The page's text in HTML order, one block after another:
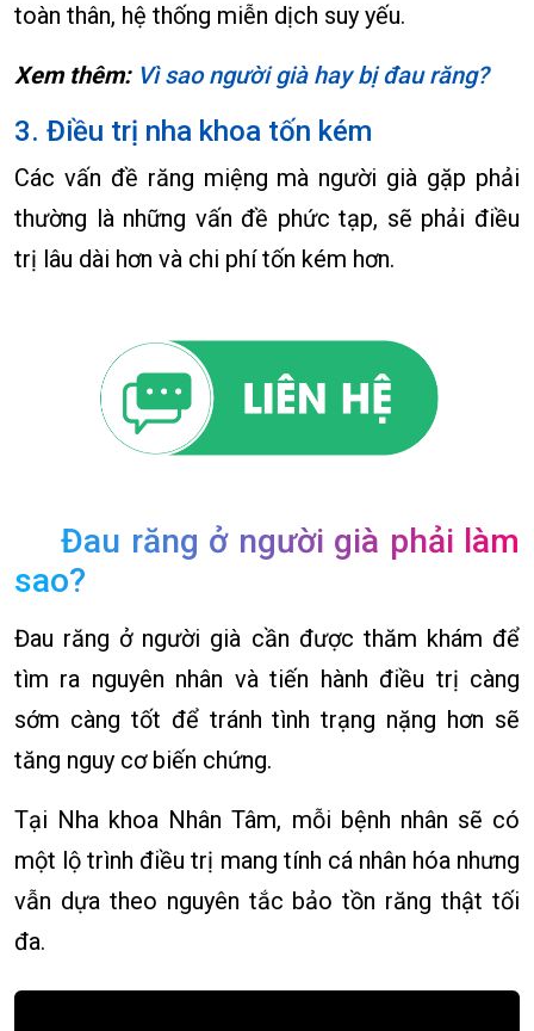
toàn thân, hệ thống miễn dịch suy yếu.
Xem thêm: Vì sao người già hay bị đau răng?
3. Điều trị nha khoa tốn kém
Các vấn đề răng miệng mà người già gặp phải
thường là những vấn đề phức tạp, sẽ phải điều
trị lâu dài hơn và chi phí tốn kém hơn.
Đau răng ở người già phải làm
sao?
Đau răng ở người già cần được thăm khám để
tìm ra nguyên nhân và tiến hành điều trị càng
sớm càng tốt để tránh tình trạng nặng hơn sẽ
tăng nguy cơ biến chứng.
Tại Nha khoa Nhân Tâm, mỗi bệnh nhân sẽ có
một lộ trình điều trị mang tính cá nhân hóa nhưng
vẫn dựa theo nguyên tắc bảo tồn răng thật tối
đa.